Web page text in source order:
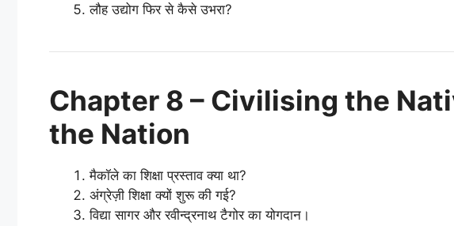
लौह उद्योग फिर से कैसे उभरा?
Chapter 8 – Civilising the
the Nation
मैकॉले का शिक्षा प्रस्ताव क्या था?
अंग्रेज़ी शिक्षा क्यों शुरू की गई?
विद्या सागर और रवीन्द्रनाथ टैगोर का योगदान।